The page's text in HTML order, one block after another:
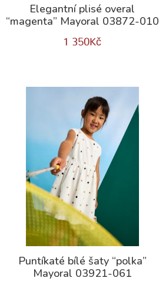
Elegantní plisé overal
“magenta” Mayoral 03872-010
1 350Kč
Puntíkaté bílé šaty “polka”
Mayoral 03921-061